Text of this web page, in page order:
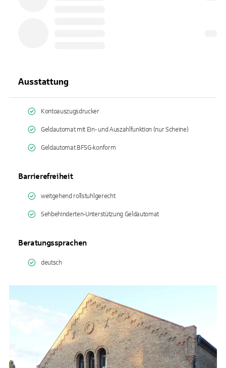
Ausstattung
Kontoauszugsdrucker
Geldautomat mit Ein- und Auszahlfunktion (nur Scheine)
Geldautomat BFSG-konform
Barrierefreiheit
weitgehend rollstuhlgerecht
Sehbehinderten-Unterstützung Geldautomat
Beratungssprachen
deutsch